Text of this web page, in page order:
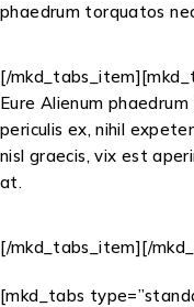
phaedrum torquatos
[/
Eure Alienum
periculis ex, nihil
nisl graecis, vix est
at.
[/mkd_tabs_item][/
[mkd_tabs